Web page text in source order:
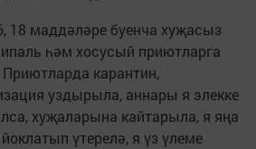
18 маддәләре буенча хуҗасыз
һәм хосусый приютларга
карантин,
уздырыла, аннары я элекке
хуҗаларына кайтарыла, я яңа
үтерелә, я үз үлеме